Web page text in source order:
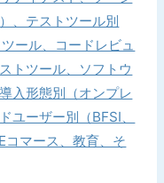
、テストツール別
ール、コードレビュ
トツール、ソフトウ
入形態別（オンプレ
ユーザー別（BFSI、
コマース、教育、そ